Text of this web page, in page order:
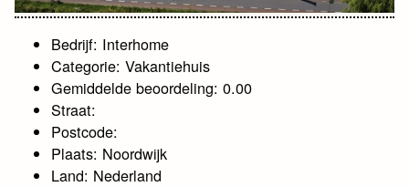
Bedrijf: Interhome
Categorie: Vakantiehuis
Gemiddelde beoordeling: 0.00
Straat:
Postcode:
Plaats: Noordwijk
Land: Nederland